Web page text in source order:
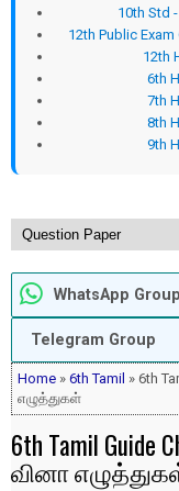
10th Std
12th Public
12th
6th
7th
8th
9th
WhatsApp Group
Telegram Group
Home » 6th Tamil » 6th
எழுத்துகள்
6th Tamil Guide
வினா